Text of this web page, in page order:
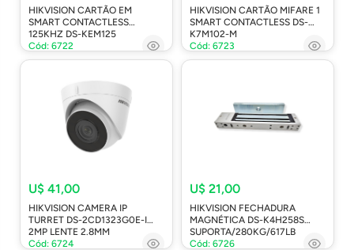
HIKVISION CARTÃO EM
SMART CONTACTLESS
125KHZ DS-KEM125
Cód: 6722
HIKVISION CARTÃO MIFARE 1
SMART CONTACTLESS DS-
K7M102-M
Cód: 6723
U$ 41,00
HIKVISION CAMERA IP
TURRET DS-2CD1323G0E-I
2MP LENTE 2.8MM
Cód: 6724
U$ 21,00
HIKVISION FECHADURA
MAGNÉTICA DS-K4H258S
SUPORTA/280KG/617LB
Cód: 6726